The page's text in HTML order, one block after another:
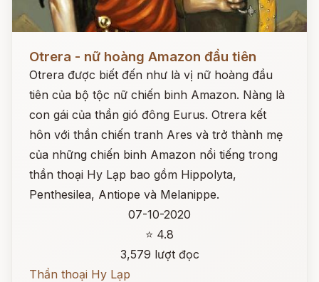
Otrera - nữ hoàng Amazon đầu tiên
Otrera được biết đến như là vị nữ hoàng đầu
tiên của bộ tộc nữ chiến binh Amazon. Nàng là
con gái của thần gió đông Eurus. Otrera kết
hôn với thần chiến tranh Ares và trở thành mẹ
của những chiến binh Amazon nổi tiếng trong
thần thoại Hy Lạp bao gồm Hippolyta,
Penthesilea, Antiope và Melanippe.
07-10-2020
⭐ 4.8
3,579 lượt đọc
Thần thoại Hy Lạp